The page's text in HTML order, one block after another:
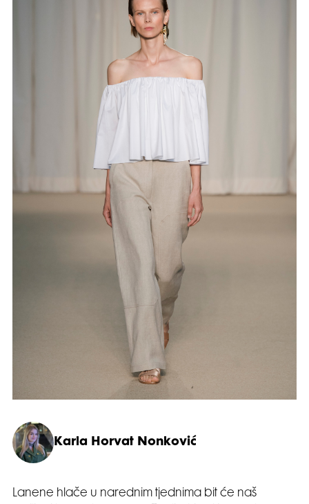
Karla Horvat Nonković
Lanene hlače u narednim tjednima bit će naš